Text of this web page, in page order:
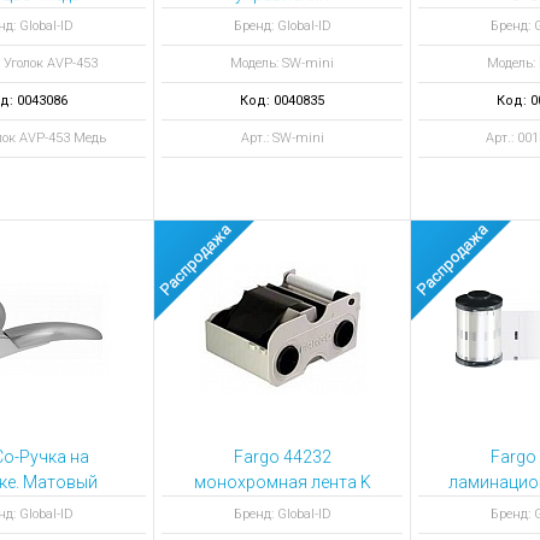
для ноутбуков
для ноутбуков
Global-ID
AVP-453
0043086
AVP-453 Медь
Бренд: Global-ID
Модель: SW-mini
Код: 0040835
Арт.: SW-mini
Бренд:
Модель:
Код:
Арт.:
Ручка на
Матовый
хром
Global-ID
Fargo 44232
монохромная лента K
1000 отпечатков
Бренд: Global-ID
Fargo
Бренд: